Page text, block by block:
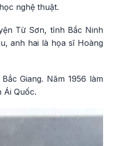
nghệ thuật.
Từ Sơn, tỉnh Bắc Ninh
anh hai là họa sĩ Hoàng
Giang. Năm 1956 làm
Ái Quốc.